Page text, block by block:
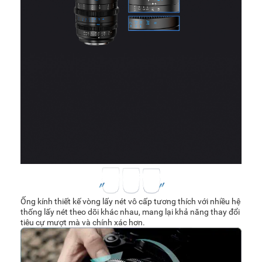
Ống kính thiết kế vòng lấy nét vô cấp tương thích với nhiều hệ
thống lấy nét theo dõi khác nhau, mang lại khả năng thay đổi
tiêu cự mượt mà và chính xác hơn.